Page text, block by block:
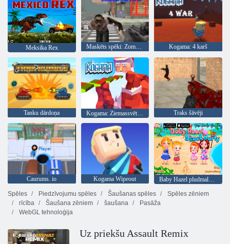
Meksika Rex Maskēts spēki: Zombie Survival Kogama: 4 karš
Tanku dārdoņa Kogama: Ziemassvētku parks Traks šāvēji
Caurums. io Kogama Wipeout
Baby Hazel pludmales ballīte
Spēles
Piedzīvojumu spēles Šaušanas spēles
Spēles zēniem
rīcība
Šaušana zēniem šaušana
Pasāža
WebGL tehnoloģija
Uz priekšu Assault Remix